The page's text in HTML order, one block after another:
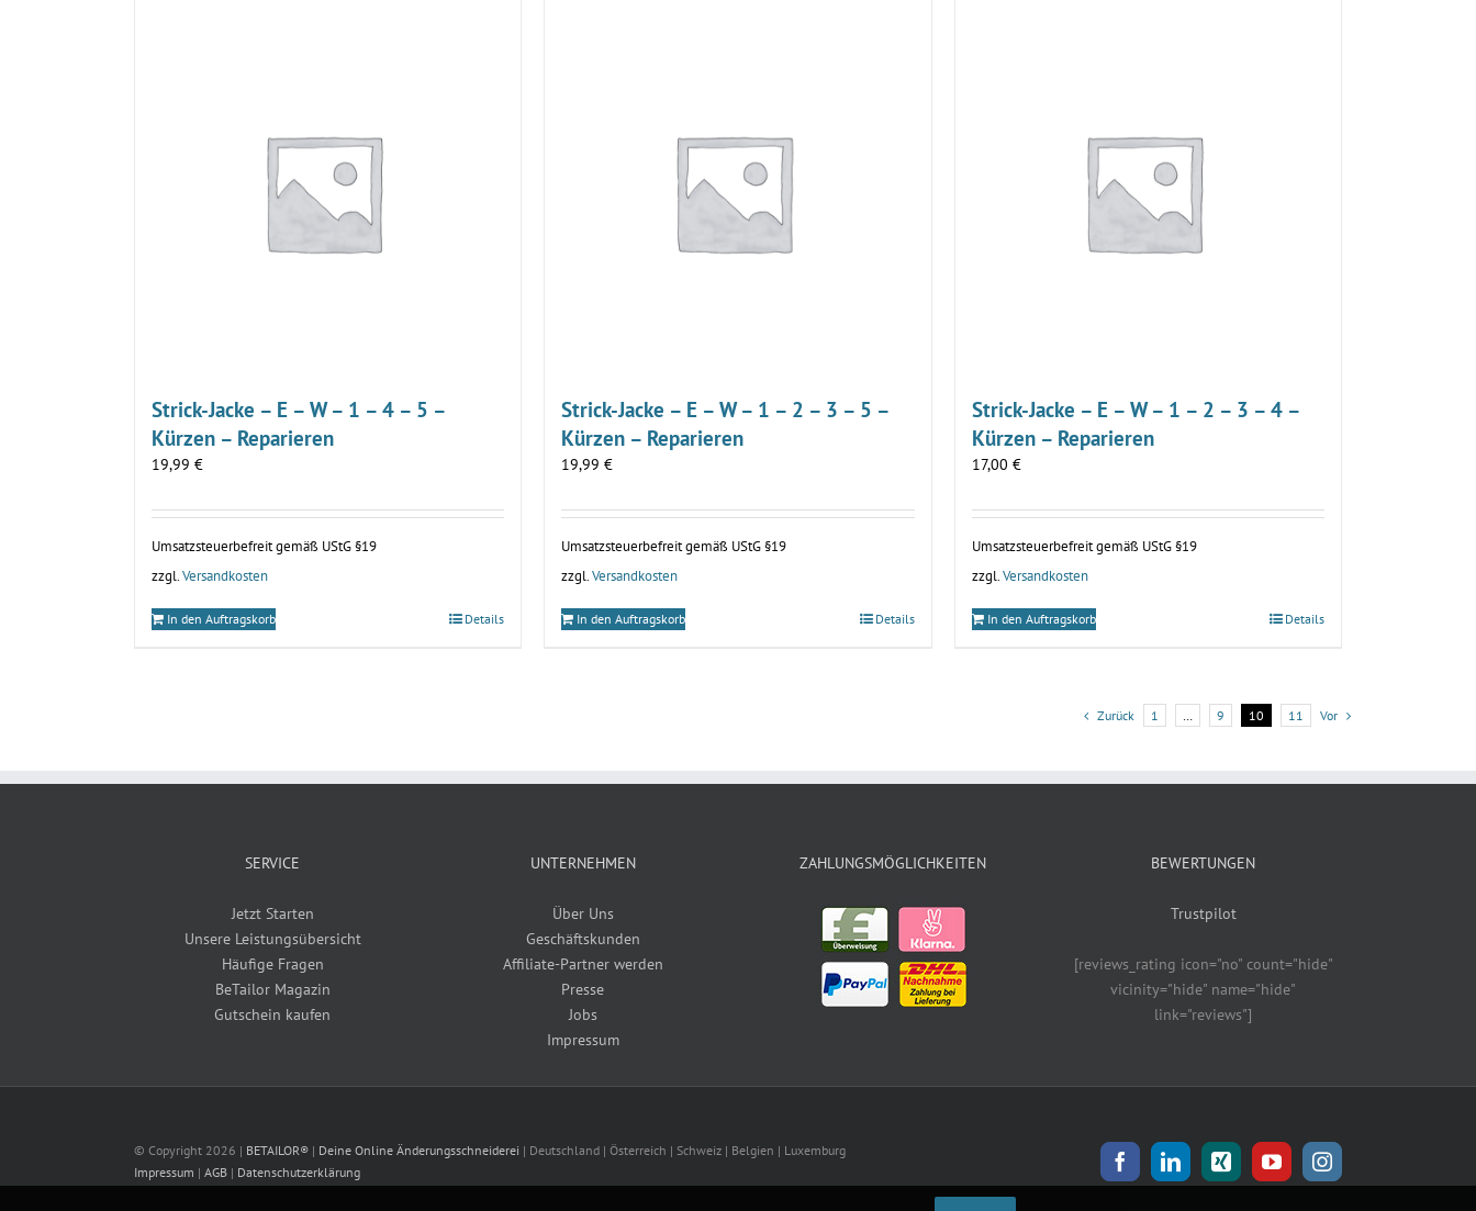
Strick-Jacke – E – W – 1 – 4 – 5 –
Kürzen – Reparieren
19,99 €
Umsatzsteuerbefreit gemäß UStG §19
zzgl.Versandkosten
In den Auftragskorb Details
Strick-Jacke – E – W – 1 – 2 – 3 – 5 –
Kürzen – Reparieren
19,99€
Umsatzsteuerbefreit gemäß UStG §19
zzgl.Versandkosten
In den Auftragskorb Details
Strick-Jacke – E – W – 1 – 2 – 3 – 4 –
Kürzen – Reparieren
17,00 €
Umsatzsteuerbefreit gemäß UStG §19
zzgl.Versandkosten
In den Auftragskorb Details
Zurück 1 … 9 10 11 Vor
SERVICE
Jetzt Starten
Unsere Leistungsübersicht
Häufige Fragen
BeTailor Magazin
Gutschein kaufen
UNTERNEHMEN
Über Uns
Geschäftskunden
Affiliate-Partner werden
Presse
Jobs
Impressum
ZAHLUNGSMÖGLICHKEITEN BEWERTUNGEN
Trustpilot
[reviews_rating icon="no" count="hide"
vicinity="hide" name="hide"
link="reviews"]
© Copyright 2026 | BETAILOR® | Deine Online Änderungsschneiderei | Deutschland | Österreich | Schweiz | Belgien | Luxemburg
Impressum | AGB | Datenschutzerklärung FacebookLinkedIn
Xing YouTubeInstagram